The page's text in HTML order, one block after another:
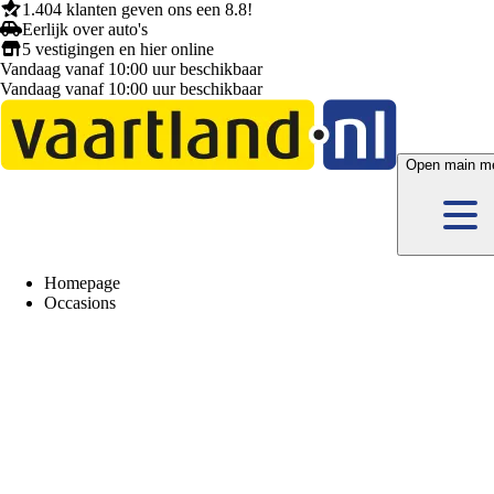
1.404 klanten geven ons een 8.8!
Eerlijk over auto's
5 vestigingen en hieronline
Vandaag vanaf 10:00 uur beschikbaar
Vandaag vanaf 10:00 uur beschikbaar
Open main
Homepage
Occasions